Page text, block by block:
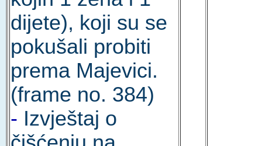
dijete), koji su se
pokušali probiti
prema Majevici.
(frame no. 384)
- Izvještaj o